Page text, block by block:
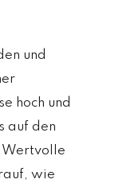
und
hoch und
auf den
Wertvolle
wie